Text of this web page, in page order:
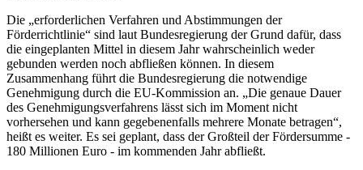
Die „erforderlichen Verfahren und Abstimmungen der
Förderrichtlinie“ sind laut Bundesregierung der Grund dafür, dass
die eingeplanten Mittel in diesem Jahr wahrscheinlich weder
gebunden werden noch abfließen können. In diesem
Zusammenhang führt die Bundesregierung die notwendige
Genehmigung durch die EU-Kommission an. „Die genaue Dauer
des Genehmigungsverfahrens lässt sich im Moment nicht
vorhersehen und kann gegebenenfalls mehrere Monate betragen“,
heißt es weiter. Es sei geplant, dass der Großteil der Fördersumme -
180 Millionen Euro - im kommenden Jahr abfließt.